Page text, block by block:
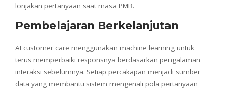
lonjakan pertanyaan saat masa PMB.
Pembelajaran Berkelanjutan
AI customer care menggunakan machine learning untuk
terus memperbaiki responsnya berdasarkan pengalaman
interaksi sebelumnya. Setiap percakapan menjadi sumber
data yang membantu sistem mengenali pola pertanyaan